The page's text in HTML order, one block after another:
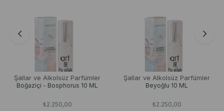
Şallar ve Alkolsüz Parfümler
Boğaziçi - Bosphorus 10 ML
₺2.250,00
Şallar ve Alkolsüz Parfümler
Beyoğlu 10 ML
₺2.250,00